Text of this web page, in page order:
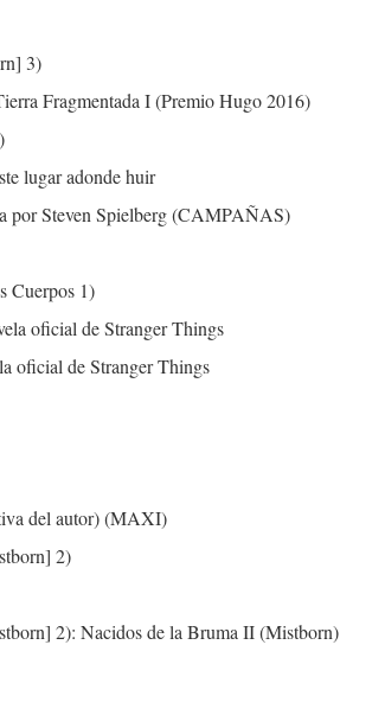
3)
Fragmentada I (Premio Hugo 2016)
lugar adonde huir
por Steven Spielberg (CAMPAÑAS)
Cuerpos 1)
oficial de Stranger Things
oficial de Stranger Things
del autor) (MAXI)
2)
2): Nacidos de la Bruma II (Mistborn)